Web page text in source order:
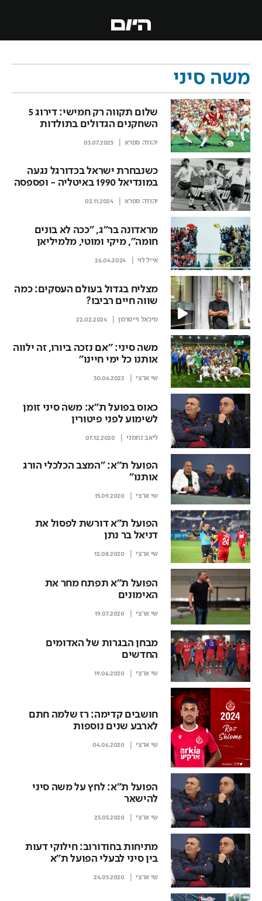
משה סיני
שלום תקווה רק חמישי: דירוג 5
השחקנים הגדולים בתולדות
יהודה ספרא 03.07.2025
כשנבחרת ישראל בכדורגל נגעה
במונדיאל 1990 באיטליה - ופספסה
יהודה ספרא 02.11.2024
מראדונה בר"ג, "ככה לא בונים
חומה", מיקי ומוטי, מלמיליאן
בתמונות
אייל לוי 26.04.2024
מצליח בגדול בעולם העסקים: כמה
שווה חיים רביבו?
מיכאל וייסרמן 22.02.2024
משה סיני: "אם נזכה ביורו, זה ילווה
אותנו כל ימי חיינו"
שי ארצי 30.06.2022
כאוס בפועל ת"א: משה סיני זומן
לשימוע לפני פיטורין
ליאב נחמני 07.12.2020
הפועל ת"א: "המצב הכלכלי הורג
אותנו"
שי ארצי 15.09.2020
הפועל ת"א דורשת לפסול את
דניאל בר נתן
שי ארצי 12.08.2020
הפועל ת"א תפתח מחר את
האימונים
שי ארצי 19.07.2020
מבחן הבגרות של האדומים
החדשים
שי ארצי 19.06.2020
חושבים קדימה: רז שלמה חתם
לארבע שנים נוספות
שי ארצי 04.06.2020
הפועל ת"א: לחץ על משה סיני
להישאר
שי ארצי 25.05.2020
מתיחות בחודורוב: חילוקי דעות
בין סיני לבעלי הפועל ת"א
שי ארצי 24.05.2020